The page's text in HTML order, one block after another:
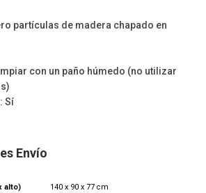
partículas de madera chapado en
con un paño húmedo (no utilizar
: Sí
Envío
alto) 140 x 90 x 77 cm